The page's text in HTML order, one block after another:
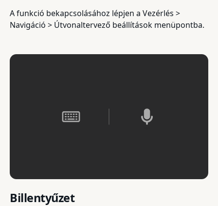
A funkció bekapcsolásához lépjen a Vezérlés >
Navigáció > Útvonaltervező beállítások menüpontba.
Billentyűzet